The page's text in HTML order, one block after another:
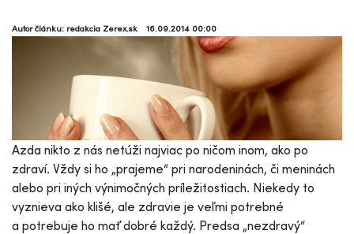
Autor článku: redakcia Zerex.sk 16.09.2014 00:00
Azda nikto z nás netúži najviac po ničom inom, ako po
zdraví. Vždy si ho „prajeme“ pri narodeninách, či meninách
alebo pri iných výnimočných príležitostiach. Niekedy to
vyznieva ako klišé, ale zdravie je veľmi potrebné
a potrebuje ho mať dobré každý. Predsa „nezdravý“